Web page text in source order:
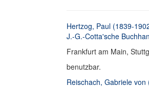
Hertzog, Paul (1839-
J.-G.-Cotta'sche
Frankfurt am Main,
benutzbar.
Reischach, Gabriele von